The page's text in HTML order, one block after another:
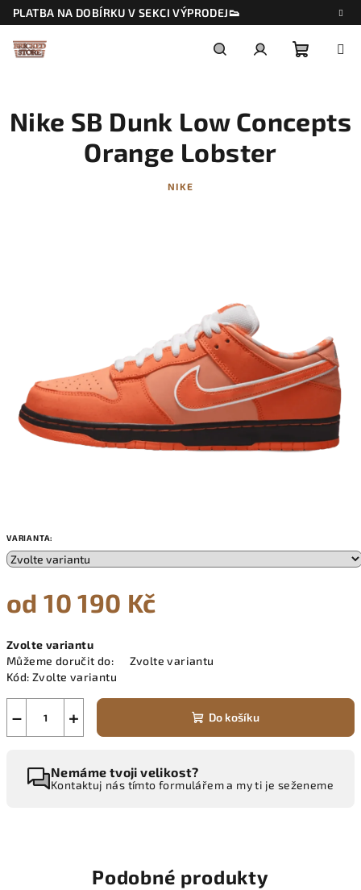
Přejít
na
obsah
PLATBA NA DOBÍRKU V SEKCI VÝPRODEJ👟
košík
VARIANTA:
od10 190 Kč
cena:
Zvolte variantu
Můžeme doručit do:
Zvolte variantu
Kód: Zvolte variantu
+
− Do košíku
Nemáme tvoji velikost?
Kontaktuj nás tímto formulářem a my ti je seženeme
Nike SB Dunk Low Concepts
Orange Lobster
NIKE
Podobné produkty